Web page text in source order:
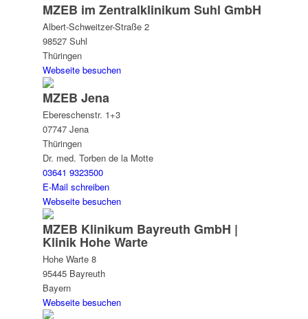
MZEB im Zentral­klinikum Suhl GmbH
Albert-Schweitzer-Straße 2
98527 Suhl
Thüringen
Webseite besuchen
MZEB Jena
Ebereschenstr. 1+3
07747 Jena
Thüringen
Dr. med. Torben de la Motte
03641 9323500
E-Mail schreiben
Webseite besuchen
MZEB Klinikum Bayreuth GmbH |
Klinik Hohe Warte
Hohe Warte 8
95445 Bayreuth
Bayern
Webseite besuchen